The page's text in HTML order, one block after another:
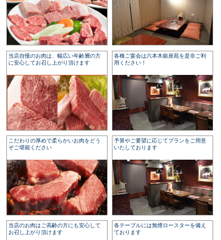
当店自慢のお肉は、幅広い年齢層の方
に安心してお召し上がり頂けます
各種ご宴会は六本木銀座苑を是非ご利
用ください！
こだわりの厚めで柔らかいお肉をどう
ぞご堪能ください
予算やご要望に応じてプランをご用意
いたしております
当店のお肉はご高齢の方にも安心して
お召し上がり頂けます
各テーブルには無煙ロースターを備え
ております